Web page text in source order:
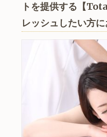
トを提供する【
レッシュしたい方に